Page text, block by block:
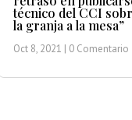
técnico del CCI
la granja a la mesa”
Oct 8, 2021 | 0 Comentario